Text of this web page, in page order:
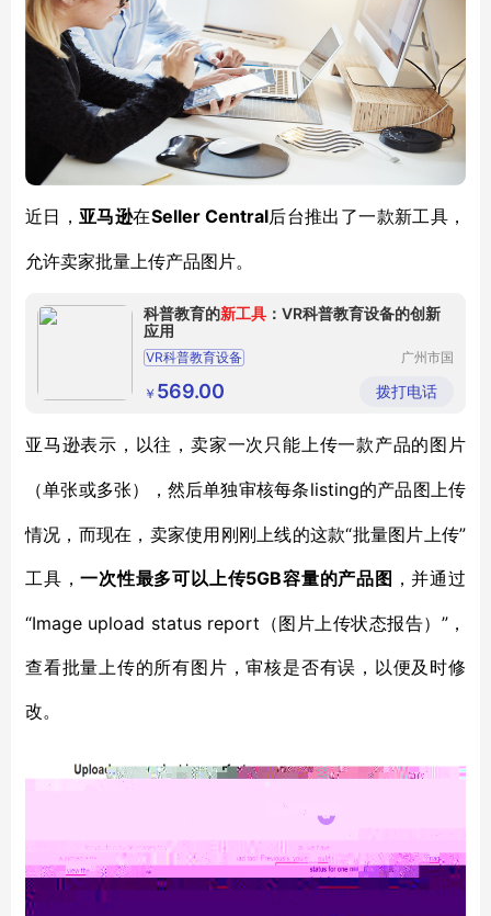
近日， 亚马逊在Seller Central后台推出了一款新工具，
允许卖家批量上传产品图片。
科普教育的新工具 ：VR科普教育设备的创新
应用
VR科普教育设备
vr虚拟现实科学教室vr实训室建设
vr虚拟现实科学教室vr实训室建设
vr实训室建设
广州市国
限公司
￥ 569.00 拨打电话
亚马逊表示，以往，卖家一次只能上传一款产品的图片
（单张或多张），然后单独审核每条listing的产品图上传
情况，而现在，卖家使用刚刚上线的这款“批量图片上传”
工具，一次性最多可以上传5GB容量的产品图 ，并通过
“Image upload status report（图片上传状态报告）”，
查看批量上传的所有图片，审核是否有误，以便及时修
改。